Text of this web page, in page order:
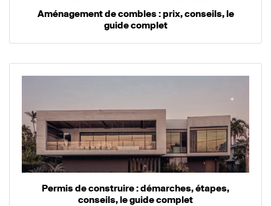
Aménagement de combles : prix, conseils, le
guide complet
Permis de construire : démarches, étapes,
conseils, le guide complet